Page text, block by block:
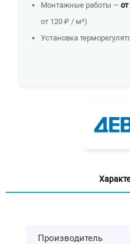
Монтажные работы —
от 120 ₽ / м²)
Установка
Производитель